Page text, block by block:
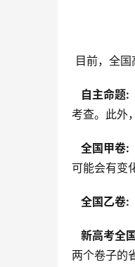
目前，全国
  自主命题:
考查。此外
  全国甲卷:
可能会有变
  全国乙卷:
新高考全
两个卷子的